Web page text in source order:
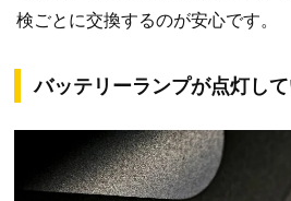
検ごとに交換するのが安心です。
バッテリーランプが点灯し